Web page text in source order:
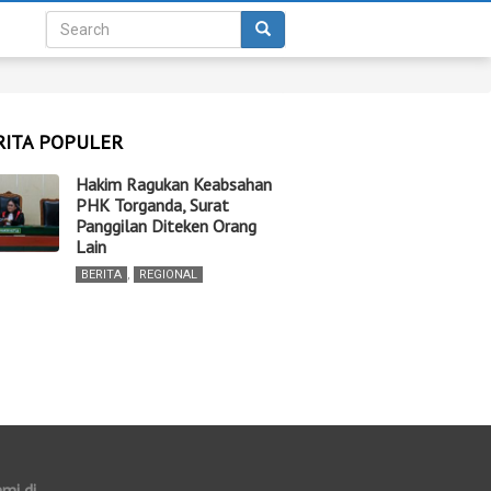
POPULER
Hakim Ragukan Keabsahan
PHK Torganda, Surat
Panggilan Diteken Orang
Lain
BERITA , REGIONAL